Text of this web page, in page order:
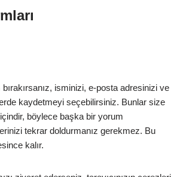
isminizi, e-posta adresinizi ve
kaydetmeyi seçebilirsiniz. Bunlar size
böylece başka bir yorum
tekrar doldurmanız gerekmez. Bu
kalır.